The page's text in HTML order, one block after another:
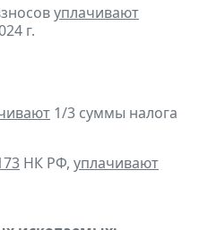
уплачивают
г.
1/3 суммы налога
НК РФ, уплачивают